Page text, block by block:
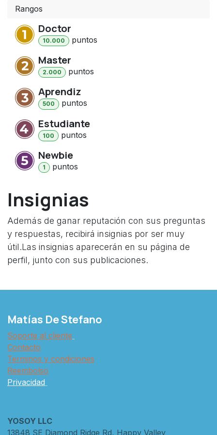
Rangos
Doctor
10.000 puntos
Master
2.000 puntos
Aprendiz
500 puntos
Estudiante
100 puntos
Newbie
1 puntos
Insignias
Además de ganar reputación con sus preguntas
y respuestas, recibirá insignias por ser muy
útil.Las insignias aparecerán en su página de
perfil, junto con sus publicaciones.
Matías De Stefano
Soporte al cliente
Contacto
Terminos y condiciones
Reembolso
Privacidad
YOSOY LLC
13848 SE Diamond Ridge Rd, Happy Valley